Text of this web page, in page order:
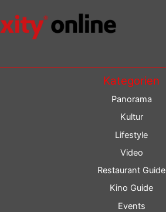
Kategorien
Panorama
Kultur
Lifestyle
Video
Restaurant Guide
Kino Guide
Events